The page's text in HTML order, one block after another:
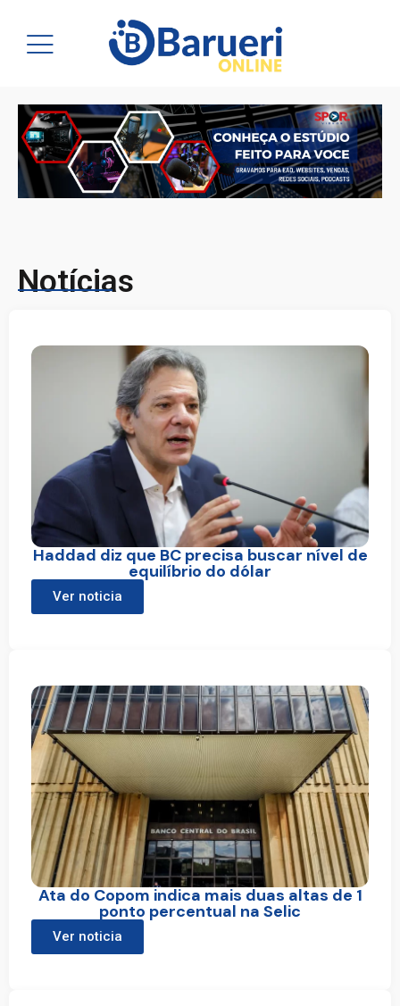
Notícias
Haddad diz que BC precisa buscar nível de
equilíbrio do dólar
Ver noticia
Ata do Copom indica mais duas altas de 1
ponto percentual na Selic
Ver noticia